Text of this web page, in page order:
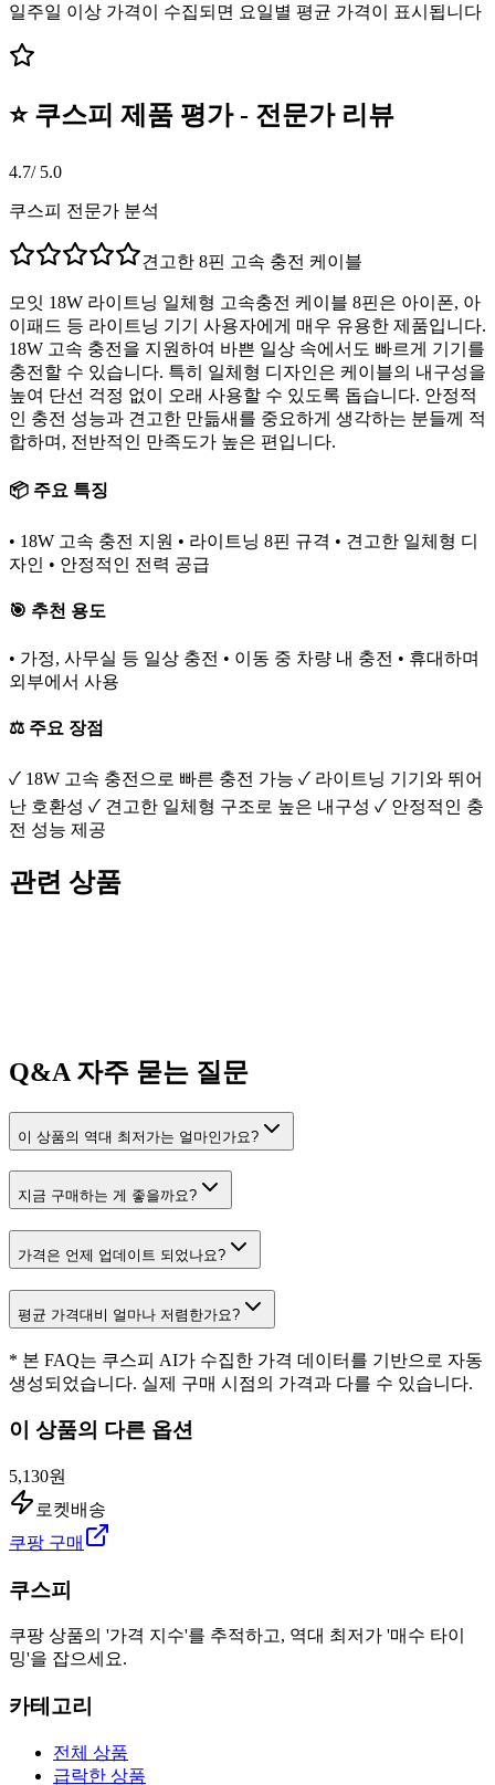
일주일 이상 가격이 수집되면 요일별 평균 가격이 표시됩니다
⭐ 쿠스피 제품 평가 - 전문가 리뷰
4.7/ 5.0
쿠스피 전문가 분석
견고한 8핀 고속 충전 케이블
모잇 18W 라이트닝 일체형 고속충전 케이블 8핀은 아이폰, 아
이패드 등 라이트닝 기기 사용자에게 매우 유용한 제품입니다.
18W 고속 충전을 지원하여 바쁜 일상 속에서도 빠르게 기기를
충전할 수 있습니다. 특히 일체형 디자인은 케이블의 내구성을
높여 단선 걱정 없이 오래 사용할 수 있도록 돕습니다. 안정적
인 충전 성능과 견고한 만듦새를 중요하게 생각하는 분들께 적
합하며, 전반적인 만족도가 높은 편입니다.
📦 주요 특징
• 18W 고속 충전 지원 • 라이트닝 8핀 규격 • 견고한 일체형 디
자인 • 안정적인 전력 공급
🎯 추천 용도
• 가정, 사무실 등 일상 충전 • 이동 중 차량 내 충전 • 휴대하며
외부에서 사용
⚖️ 주요 장점
✓ 18W 고속 충전으로 빠른 충전 가능 ✓ 라이트닝 기기와 뛰어
난 호환성 ✓ 견고한 일체형 구조로 높은 내구성 ✓ 안정적인 충
전 성능 제공
관련 상품
Q&A 자주 묻는 질문
이 상품의 역대 최저가는 얼마인가요?
지금 구매하는 게 좋을까요?
가격은 언제 업데이트 되었나요?
평균 가격대비 얼마나 저렴한가요?
* 본 FAQ는 쿠스피 AI가 수집한 가격 데이터를 기반으로 자동
생성되었습니다. 실제 구매 시점의 가격과 다를 수 있습니다.
이 상품의 다른 옵션
5,130원
로켓배송
쿠팡 구매
쿠스피
쿠팡 상품의 '가격 지수'를 추적하고, 역대 최저가 '매수 타이
밍'을 잡으세요.
카테고리
전체 상품
급락한 상품